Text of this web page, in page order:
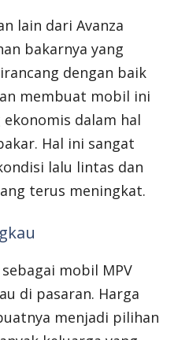
lain dari Avanza
bakarnya yang
dengan baik
membuat mobil ini
dalam hal
Hal ini sangat
lalu lintas dan
terus meningkat.
mobil MPV
di pasaran. Harga
menjadi pilihan